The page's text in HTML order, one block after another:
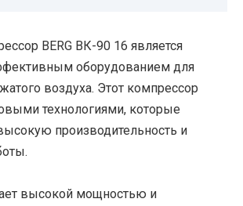
BERG ВК-90 16 является
оборудованием для
воздуха. Этот компрессор
технологиями, которые
производительность и
высокой мощностью и